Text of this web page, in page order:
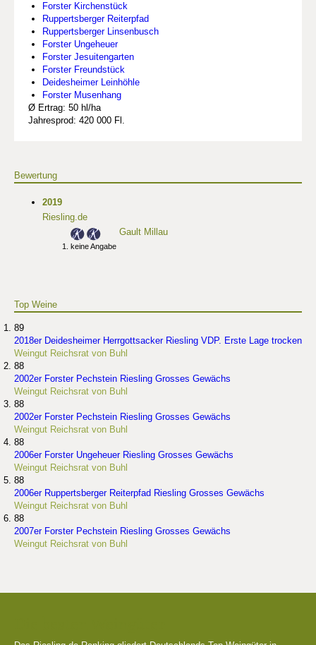
Forster Kirchenstück
Ruppertsberger Reiterpfad
Ruppertsberger Linsenbusch
Forster Ungeheuer
Forster Jesuitengarten
Forster Freundstück
Deidesheimer Leinhöhle
Forster Musenhang
Ø Ertrag: 50 hl/ha
Jahresprod: 420 000 Fl.
Bewertung
2019
Riesling.de
Gault Millau
keine Angabe
Top Weine
89
2018er Deidesheimer Herrgottsacker Riesling VDP. Erste Lage trocken
Weingut Reichsrat von Buhl
88
2002er Forster Pechstein Riesling Grosses Gewächs
Weingut Reichsrat von Buhl
88
2002er Forster Pechstein Riesling Grosses Gewächs
Weingut Reichsrat von Buhl
88
2006er Forster Ungeheuer Riesling Grosses Gewächs
Weingut Reichsrat von Buhl
88
2006er Ruppertsberger Reiterpfad Riesling Grosses Gewächs
Weingut Reichsrat von Buhl
88
2007er Forster Pechstein Riesling Grosses Gewächs
Weingut Reichsrat von Buhl